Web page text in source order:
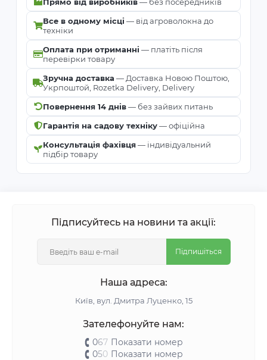
Все в одному місці— від агроволокна до
техніки
Оплата при отриманні— платіть після
перевірки товару
Зручна доставка — Доставка Новою Поштою,
Укрпоштой, Rozetka Delivery, Delivery
Повернення 14 днів— без зайвих питань
Гарантія на садову техніку— офіційна
Консультація фахівця— індивідуальний
підбір товару
Підписуйтесь на новини та акції:
Підпишіться
Наша адреса:
Київ, вул. Дмитра Луценко, 15
Зателефонуйте нам:
067 Показати номер
050 Показати номер